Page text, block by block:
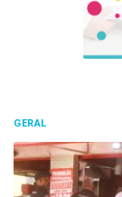
GERAL